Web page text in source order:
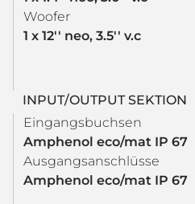
Woofer
1 x 12'' neo, 3.5'' v.c
INPUT/OUTPUT SEKTION
Eingangsbuchsen
Amphenol eco/mat IP 67
Ausgangsanschlüsse
Amphenol eco/mat IP 67